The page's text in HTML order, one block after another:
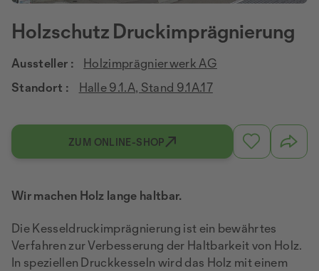
Holzschutz Druckimprägnierung
Aussteller :
Holzimprägnierwerk AG
Standort :
Halle 9.1.A, Stand 9.1A.17
ZUM ONLINE-SHOP
Wir machen Holz lange haltbar.
Die Kesseldruckimprägnierung ist ein bewährtes
Verfahren zur Verbesserung der Haltbarkeit von Holz.
In speziellen Druckkesseln wird das Holz mit einem